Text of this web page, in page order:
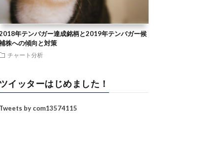
年テンバガー達成銘柄と2019年テンバガー候
株への傾向と対策
チャート分析
ツイッターはじめました！
Tweets by com13574115